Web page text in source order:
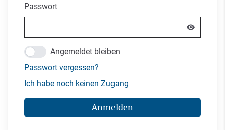
Passwort
Angemeldet bleiben
Passwort vergessen?
Ich habe noch keinen Zugang
Anmelden